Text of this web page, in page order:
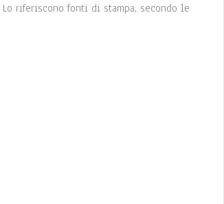
riferiscono fonti di stampa, secondo le